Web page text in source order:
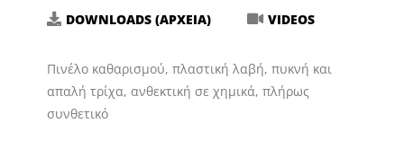
DOWNLOADS (ΑΡΧΕΙΑ) VIDEOS
Πινέλο καθαρισμού, πλαστική λαβή, πυκνή και
απαλή τρίχα, ανθεκτική σε χημικά, πλήρως
συνθετικό